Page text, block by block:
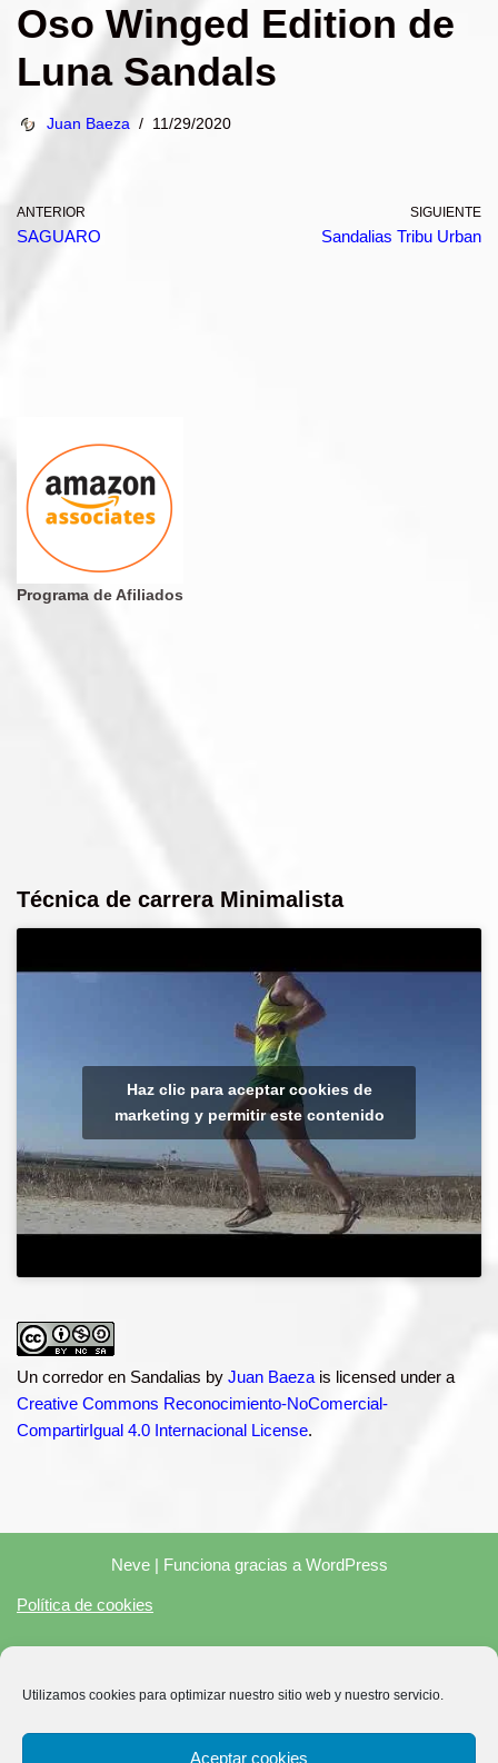
Utilizamos cookies para optimizar nuestro sitio web y nuestro servicio.
Aceptar cookies
Oso Winged Edition de
Luna Sandals
Juan Baeza 11/29/2020
ANTERIOR
SAGUARO
SIGUIENTE
Sandalias Tribu Urban
Programa de Afiliados
Técnica de carrera Minimalista
Haz clic para aceptar cookies de
marketing y permitir este contenido
Un corredor en Sandalias by Juan Baeza is licensed under a
Creative Commons Reconocimiento-NoComercial-
CompartirIgual 4.0 Internacional License.
Neve| Funciona gracias a WordPress
Política de cookies
compras adscritas que cumplen los requisitos aplicables"